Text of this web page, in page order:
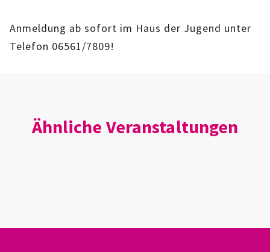
EHRENAMTLICHENARBEIT
EINRICHTUNG
Anmeldung ab sofort im Haus der Jugend unter
Telefon 06561/7809!
Ähnliche Veranstaltungen